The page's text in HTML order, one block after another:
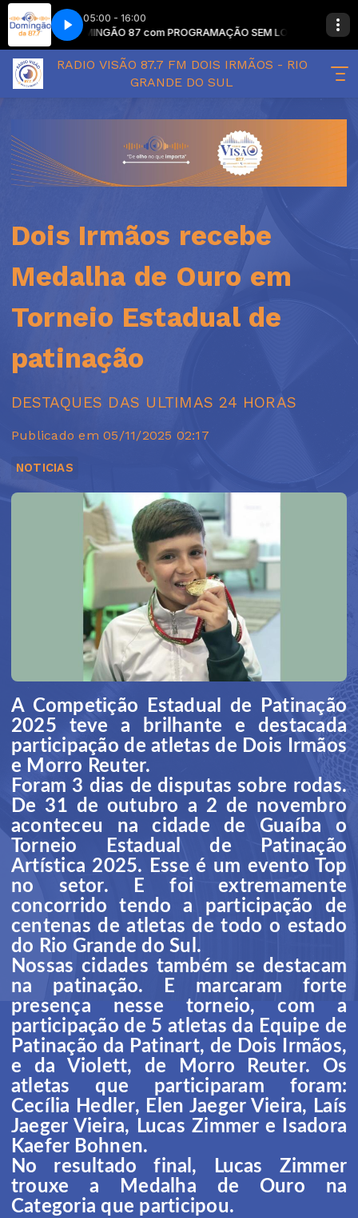
05:00 - 16:00
DOMINGÃO 87 com PROGRAMAÇÃO SEM LOCUTOR
RADIO VISÃO 87.7 FM DOIS IRMÃOS - RIO
GRANDE DO SUL
Dois Irmãos recebe
Medalha de Ouro em
Torneio Estadual de
patinação
DESTAQUES DAS ULTIMAS 24 HORAS
Publicado em 05/11/2025 02:17
NOTICIAS
A Competição Estadual de Patinação
2025 teve a brilhante e destacada
participação de atletas de Dois Irmãos
e Morro Reuter.
Foram 3 dias de disputas sobre rodas.
De 31 de outubro a 2 de novembro
aconteceu na cidade de Guaíba o
Torneio Estadual de Patinação
Artística 2025. Esse é um evento Top
no setor. E foi extremamente
concorrido tendo a participação de
centenas de atletas de todo o estado
do Rio Grande do Sul.
Nossas cidades também se destacam
na patinação. E marcaram forte
presença nesse torneio, com a
participação de 5 atletas da Equipe de
Patinação da Patinart, de Dois Irmãos,
e da Violett, de Morro Reuter. Os
atletas que participaram foram:
Cecília Hedler, Elen Jaeger Vieira, Laís
Jaeger Vieira, Lucas Zimmer e Isadora
Kaefer Bohnen.
No resultado final, Lucas Zimmer
trouxe a Medalha de Ouro na
Categoria que participou.